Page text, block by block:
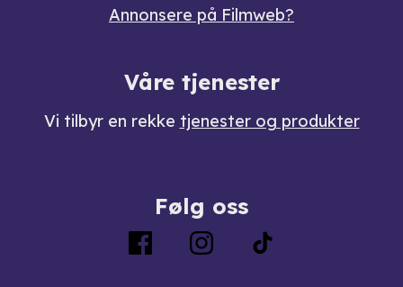
Annonsere på Filmweb?
Våre tjenester
Vi tilbyr en rekke tjenester og produkter
Følg oss